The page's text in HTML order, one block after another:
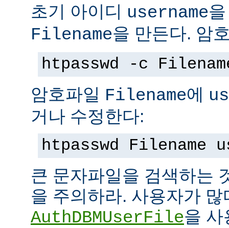
초기 아이디 username
Filename을 만든다. 암
htpasswd -c
암호파일 Filename에
거나 수정한다:
htpasswd Filename
큰 문자파일을 검색하는
을 주의하라. 사용자가 많
AuthDBMUserFile을 사